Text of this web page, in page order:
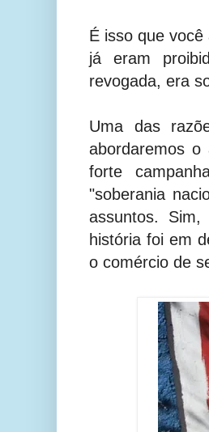
É isso que
já eram
revogada, era
Uma das
abordaremos
forte
"soberania
assuntos.
história foi em
o comércio de